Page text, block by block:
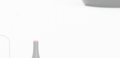
la diapositive 1
Afficher la diapositive 2